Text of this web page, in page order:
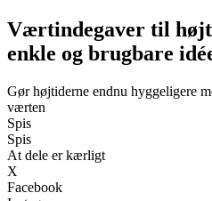
Værtindegaver til
enkle og brugbare
Gør højtiderne endnu hyggeligere
værten
Spis
Spis
At dele er kærligt
X
Facebook